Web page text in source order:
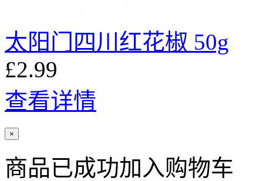
太阳门四川红花椒 50g
£2.99
查看详情
×
商品已成功加入购物车